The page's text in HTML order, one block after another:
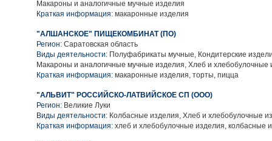
Макароны и аналогичные мучные изделия
Краткая информация: макаронные изделия
"АЛШАНСКОЕ" ПИЩЕКОМБИНАТ (ПО)
Регион: Саратовская область
Виды деятельности: Полуфабрикаты мучные, Кондитерские
Макароны и аналогичные мучные изделия, Хлеб и хлебобулочные
Краткая информация: макаронные изделия, торты, пицца
"АЛЬВИТ" РОССИЙСКО-ЛАТВИЙСКОЕ СП (ООО)
Регион: Великие Луки
Виды деятельности: Колбасные изделия, Хлеб и хлебобулочные
Краткая информация: хлеб и хлебобулочные изделия, колбасные